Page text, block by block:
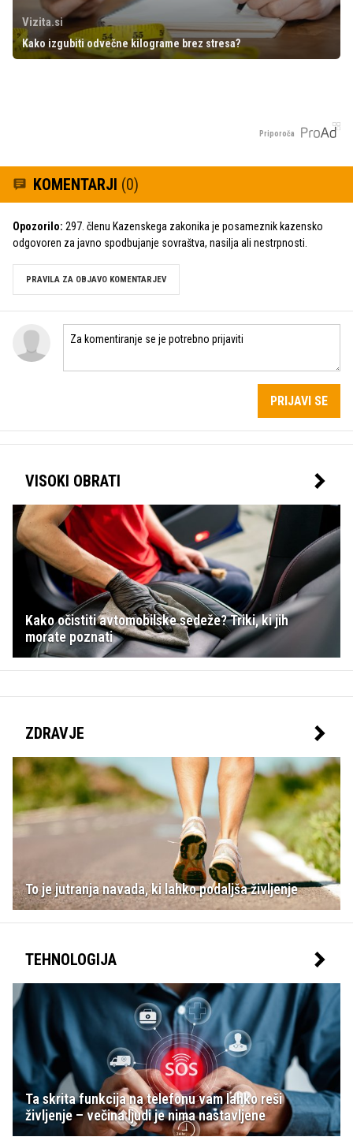
Vizita.si
Kako izgubiti odvečne kilograme brez stresa?
Priporoča
KOMENTARJI (0)
Opozorilo: 297. členu Kazenskega zakonika je posameznik kazensko
odgovoren za javno spodbujanje sovraštva, nasilja ali nestrpnosti.
PRAVILA ZA OBJAVO KOMENTARJEV
PRIJAVI SE
VISOKI OBRATI
Kako očistiti avtomobilske sedeže? Triki, ki jih
morate poznati
ZDRAVJE
To je jutranja navada, ki lahko podaljša življenje
TEHNOLOGIJA
Ta skrita funkcija na telefonu vam lahko reši
življenje – večina ljudi je nima nastavljene